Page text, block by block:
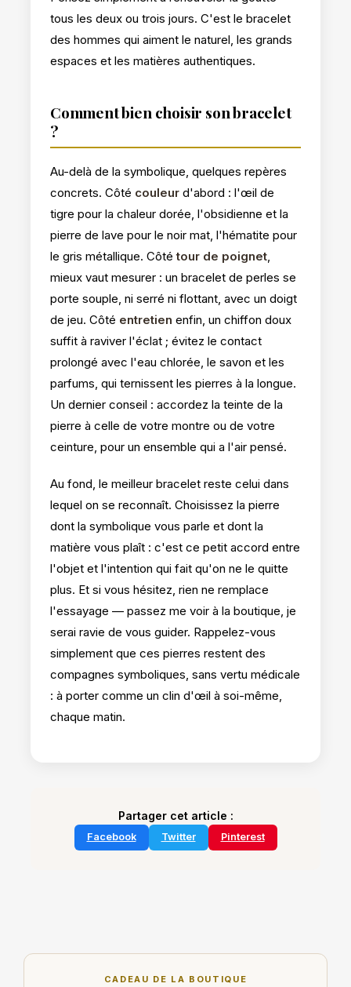
tous les deux ou trois jours. C'est le bracelet
des hommes qui aiment le naturel, les grands
espaces et les matières authentiques.
Comment bien choisir son bracelet
?
Au-delà de la symbolique, quelques repères
concrets. Côté couleur d'abord : l'œil de
tigre pour la chaleur dorée, l'obsidienne et la
pierre de lave pour le noir mat, l'hématite pour
le gris métallique. Côtétour de poignet,
mieux vaut mesurer : un bracelet de perles se
porte souple, ni serré ni flottant, avec un doigt
de jeu. Côté entretien enfin, un chiffon doux
suffit à raviver l'éclat ; évitez le contact
prolongé avec l'eau chlorée, le savon et les
parfums, qui ternissent les pierres à la longue.
Un dernier conseil : accordez la teinte de la
pierre à celle de votre montre ou de votre
ceinture, pour un ensemble qui a l'air pensé.
Au fond, le meilleur bracelet reste celui dans
lequel on se reconnaît. Choisissez la pierre
dont la symbolique vous parle et dont la
matière vous plaît : c'est ce petit accord entre
l'objet et l'intention qui fait qu'on ne le quitte
plus. Et si vous hésitez, rien ne remplace
l'essayage — passez me voir à la boutique, je
serai ravie de vous guider. Rappelez-vous
simplement que ces pierres restent des
compagnes symboliques, sans vertu médicale
: à porter comme un clin d'œil à soi-même,
chaque matin.
Partager cet article :
Facebook Twitter Pinterest
CADEAU DE LA BOUTIQUE